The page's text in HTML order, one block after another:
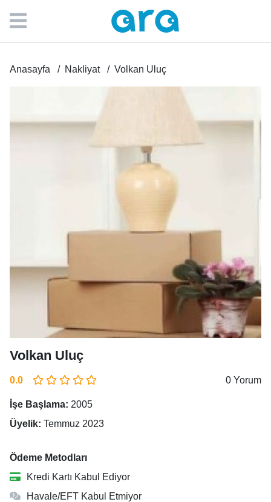
Anasayfa Nakliyat Volkan Uluç
Volkan Uluç
0.0 0 Yorum
İşe Başlama: 2005
Üyelik: Temmuz 2023
Ödeme Metodları
Kredi Kartı Kabul Ediyor
Havale/EFT Kabul Etmiyor